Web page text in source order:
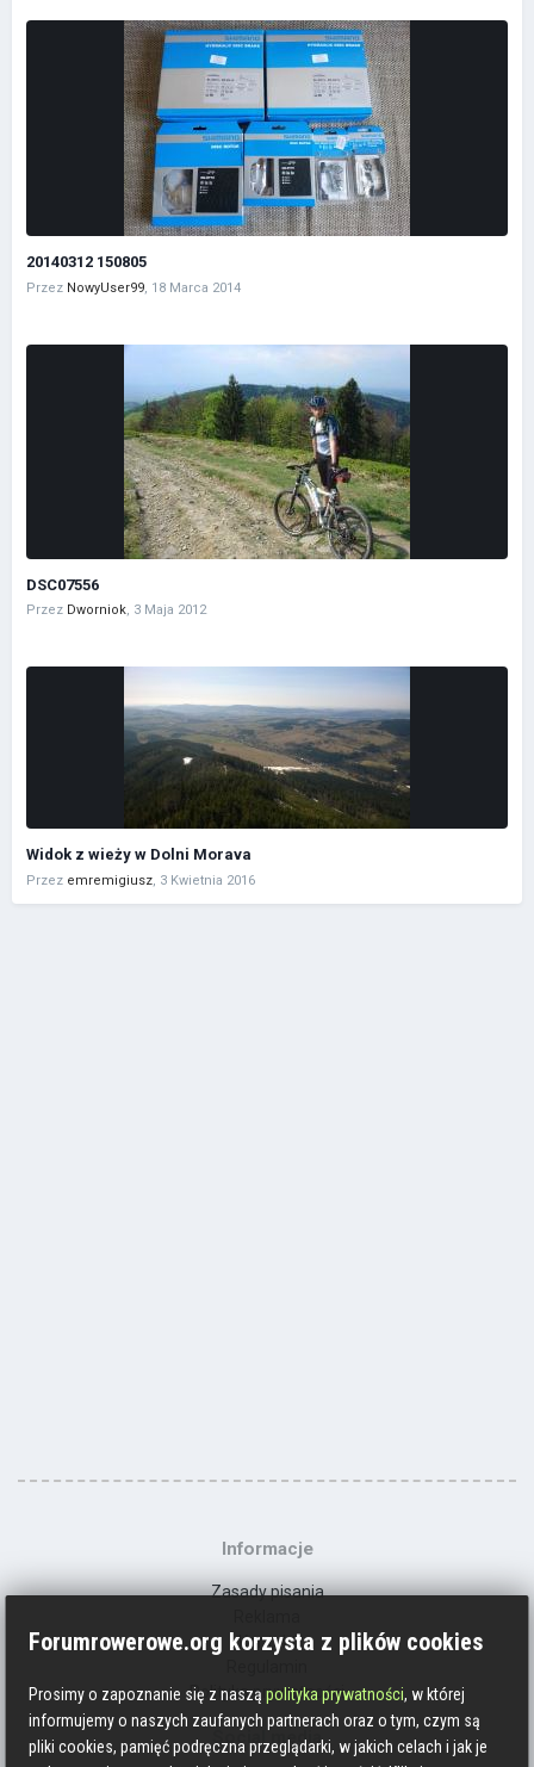
20140312 150805
Przez NowyUser99, 18 Marca 2014
DSC07556
Przez Dworniok, 3 Maja 2012
Widok z wieży w Dolni Morava
Przez emremigiusz, 3 Kwietnia 2016
Informacje
Zasady pisania
Kontakt
Polityka prywatności
Social media
Forumrowerowe.org korzysta z plików cookies
Prosimy o zapoznanie się z nasząpolityka prywatności, w której
informujemy o naszych zaufanych partnerach oraz o tym, czym są
pliki cookies, pamięć podręczna przeglądarki, w jakich celach i jak je